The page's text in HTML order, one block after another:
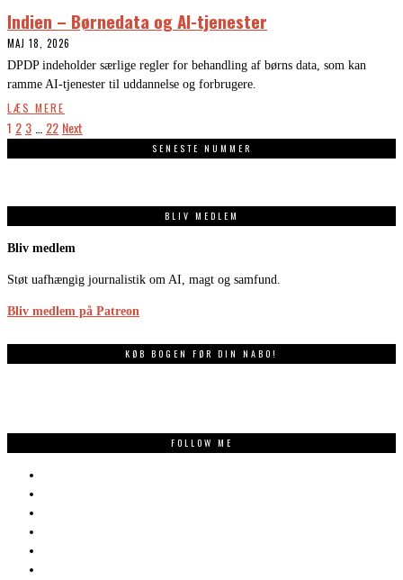
Indien – Børnedata og AI-tjenester
MAJ 18, 2026
DPDP indeholder særlige regler for behandling af børns data, som kan
ramme AI-tjenester til uddannelse og forbrugere.
LÆS MERE
1 2 3 22 Next
SENESTE NUMMER
BLIV MEDLEM
Bliv medlem
Støt uafhængig journalistik om AI, magt og samfund.
Bliv medlem på Patreon
KØB BOGEN FØR DIN NABO!
FOLLOW ME